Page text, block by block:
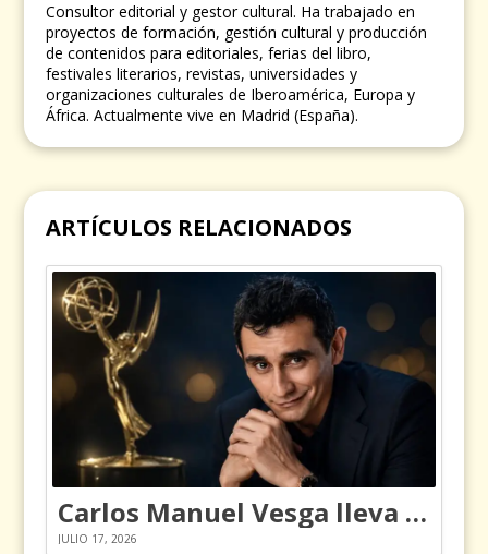
Consultor editorial y gestor cultural. Ha trabajado en
proyectos de formación, gestión cultural y producción
de contenidos para editoriales, ferias del libro,
festivales literarios, revistas, universidades y
organizaciones culturales de Iberoamérica, Europa y
África. Actualmente vive en Madrid (España).
ARTÍCULOS RELACIONADOS
Carlos Manuel Vesga lleva el nombre de Colombia a los Emmy
JULIO 17, 2026